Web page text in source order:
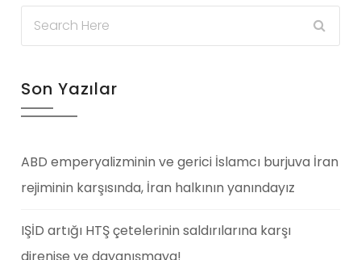
Son Yazılar
ABD emperyalizminin ve gerici İslamcı burjuva İran
rejiminin karşısında, İran halkının yanındayız
IŞİD artığı HTŞ çetelerinin saldırılarına karşı
direnişe ve dayanışmaya!